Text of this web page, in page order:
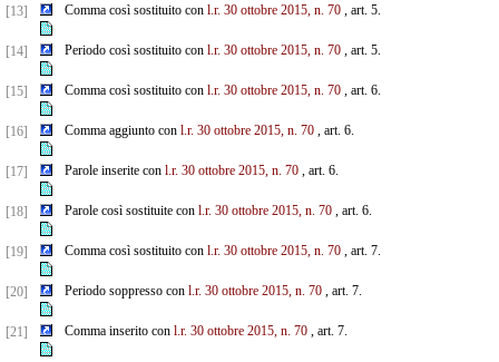
[13] Comma così sostituito con l.r. 30 ottobre 2015, n. 70, art. 5.
[14] Periodo così sostituito con l.r. 30 ottobre 2015, n. 70, art. 5.
[15] Comma così sostituito con l.r. 30 ottobre 2015, n. 70, art. 6.
[16] Comma aggiunto con l.r. 30 ottobre 2015, n. 70, art. 6.
[17] Parole inserite con l.r. 30 ottobre 2015, n. 70, art. 6.
[18] Parole così sostituite con l.r. 30 ottobre 2015, n. 70, art. 6.
[19] Comma così sostituito con l.r. 30 ottobre 2015, n. 70, art. 7.
[20] Periodo soppresso con l.r. 30 ottobre 2015, n. 70, art. 7.
[21] Comma inserito con l.r. 30 ottobre 2015, n. 70, art. 7.